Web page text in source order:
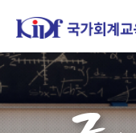
홈페이지가 새롭
한국조세재정